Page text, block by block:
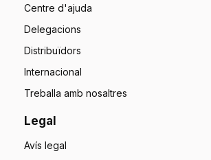
Centre d'ajuda
Delegacions
Distribuïdors
Internacional
Treballa amb nosaltres
Legal
Avís legal